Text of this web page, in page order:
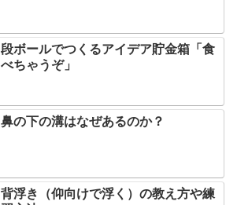
段ボールでつくるアイデア貯金箱「食
べちゃうぞ」
鼻の下の溝はなぜあるのか？
背浮き（仰向けで浮く）の教え方や練